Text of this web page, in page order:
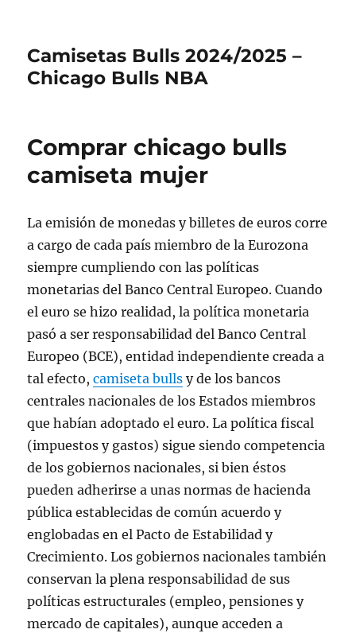
Camisetas Bulls 2024/2025 –
Chicago Bulls NBA
Comprar chicago bulls
camiseta mujer
La emisión de monedas y billetes de euros corre
a cargo de cada país miembro de la Eurozona
siempre cumpliendo con las políticas
monetarias del Banco Central Europeo. Cuando
el euro se hizo realidad, la política monetaria
pasó a ser responsabilidad del Banco Central
Europeo (BCE), entidad independiente creada a
tal efecto,camiseta bulls y de los bancos
centrales nacionales de los Estados miembros
que habían adoptado el euro. La política fiscal
(impuestos y gastos) sigue siendo competencia
de los gobiernos nacionales, si bien éstos
pueden adherirse a unas normas de hacienda
pública establecidas de común acuerdo y
englobadas en el Pacto de Estabilidad y
Crecimiento. Los gobiernos nacionales también
conservan la plena responsabilidad de sus
políticas estructurales (empleo, pensiones y
mercado de capitales), aunque acceden a